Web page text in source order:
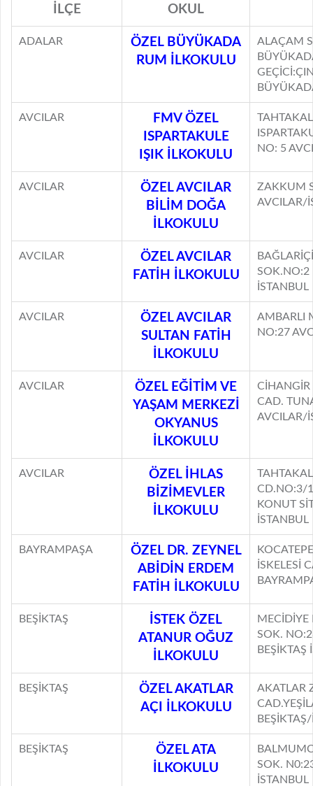
İLÇE OKUL
ADALAR
ÖZEL BÜYÜKADA
RUM İLKOKULU
ALAÇAM
AVCILAR
FMV ÖZEL
ISPARTAKULE
IŞIK İLKOKULU
NO: 5
AVCILAR
ÖZEL AVCILAR
BİLİM DOĞA
İLKOKULU
ZAKKUM
AVCILAR/
AVCILAR
ÖZEL AVCILAR
FATİH İLKOKULU
SOK.NO:2
İSTANBUL
AVCILAR
ÖZEL AVCILAR
SULTAN FATİH
İLKOKULU
AMBARLI
NO:27
AVCILAR
ÖZEL EĞİTİM VE
YAŞAM MERKEZİ
OKYANUS
İLKOKULU
CİHANGİR
CAD.
AVCILAR/
AVCILAR
ÖZEL İHLAS
BİZİMEVLER
İLKOKULU
CD.NO:3/
KONUT
İSTANBUL
BAYRAMPAŞA
ÖZEL DR. ZEYNEL
ABİDİN ERDEM
FATİH İLKOKULU
İSKELESİ
BEŞİKTAŞ
İSTEK ÖZEL
ATANUR OĞUZ
İLKOKULU
MECİDİYE
SOK.
BEŞİKTAŞ
BEŞİKTAŞ
ÖZEL AKATLAR
AÇI İLKOKULU
AKATLAR
BEŞİKTAŞ
ÖZEL ATA
İLKOKULU
SOK.
İSTANBUL